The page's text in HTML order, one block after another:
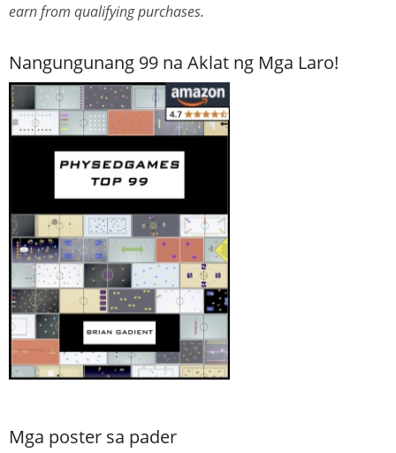
earn from qualifying purchases.
Nangungunang 99 na Aklat ng Mga Laro!
Mga poster sa pader